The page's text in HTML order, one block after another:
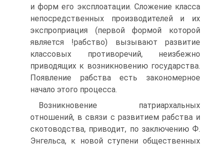
и форм его эксплоатации. Сложение класса
непосредственных производителей и их
экспроприация (первой формой которой
является !рабство) вызывают разви­тие
классовых противоречий, неизбежно
приводящих к воз­никновению государства.
Появление рабства есть закономер­ное
начало этого процесса.
Возникновение патриархальных
отношений, в связи с раз­витием рабства и
скотоводства, приводит, по заключению Ф.
Энгельса, к новой ступени общественных